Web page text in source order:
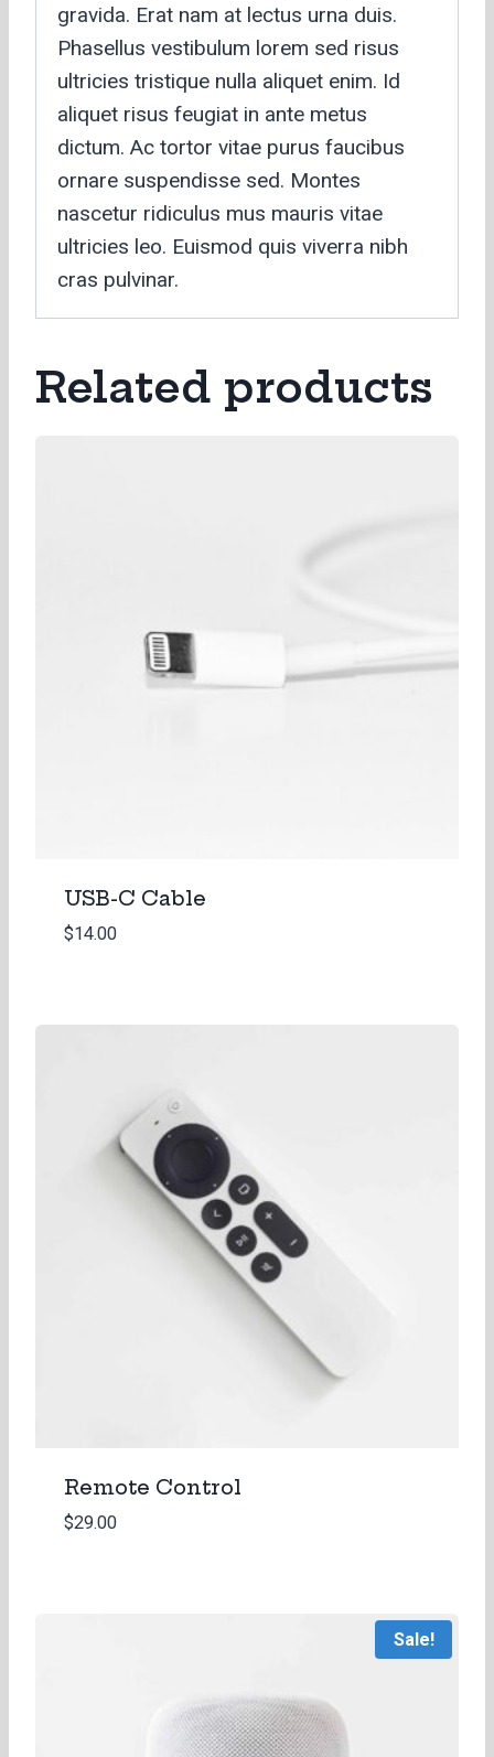
gravida. Erat nam at lectus urna duis.
Phasellus vestibulum lorem sed risus
ultricies tristique nulla aliquet enim. Id
aliquet risus feugiat in ante metus
dictum. Ac tortor vitae purus faucibus
ornare suspendisse sed. Montes
nascetur ridiculus mus mauris vitae
ultricies leo. Euismod quis viverra nibh
cras pulvinar.
Related products
USB-C Cable
$14.00
Remote Control
$29.00
Sale!